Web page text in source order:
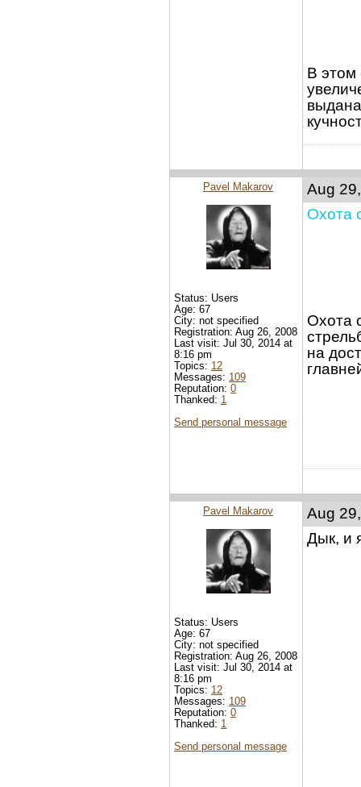
В этом
Aug
Охота
Охота
на
Pavel Makarov
Status: Users
Age: 67
City: not specified
Registration: Aug 26, 2008
Last visit: Jul 30, 2014 at
8:16 pm
Topics: 12
Messages: 109
Reputation: 0
Thanked: 1
Send personal message
Aug
Дык, и
Pavel Makarov
Status: Users
Age: 67
City: not specified
Registration: Aug 26, 2008
Last visit: Jul 30, 2014 at
8:16 pm
Topics: 12
Messages: 109
Reputation: 0
Thanked: 1
Send personal message